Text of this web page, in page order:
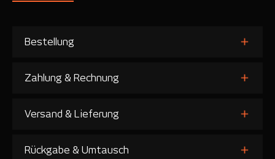
Bestellung
Zahlung & Rechnung
Versand & Lieferung
Rückgabe & Umtausch